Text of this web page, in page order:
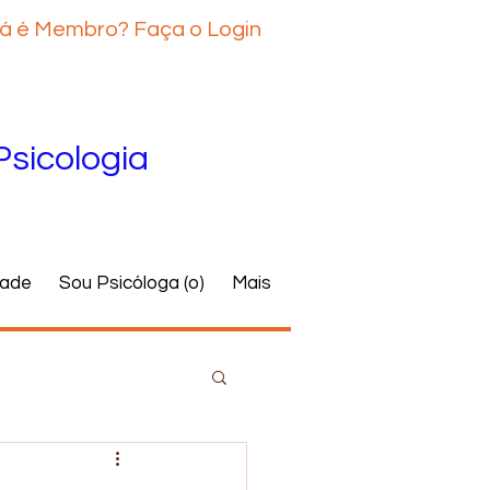
é Membro? Faça o Login
Sou Psicóloga (o) Mais